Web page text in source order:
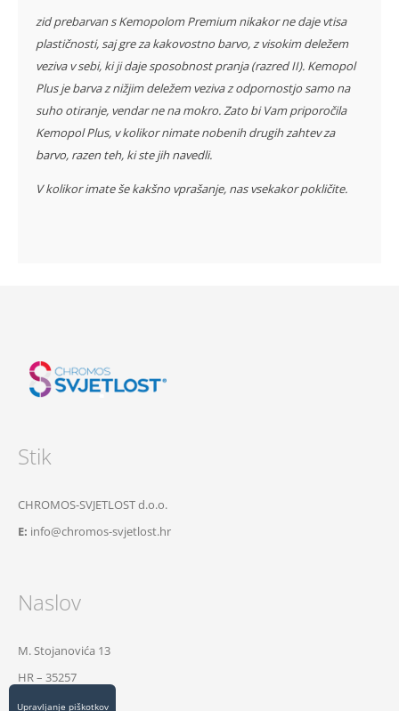
zid prebarvan s Kemopolom Premium nikakor ne daje vtisa
plastičnosti, saj gre za kakovostno barvo, z visokim deležem
veziva v sebi, ki ji daje sposobnost pranja (razred II). Kemopol
Plus je barva z nižjim deležem veziva z odpornostjo samo na
suho otiranje, vendar ne na mokro. Zato bi Vam priporočila
Kemopol Plus, v kolikor nimate nobenih drugih zahtev za
barvo, razen teh, ki ste jih navedli.
V kolikor imate še kakšno vprašanje, nas vsekakor pokličite.
Stik
CHROMOS-SVJETLOST d.o.o.
E: info@chromos-svjetlost.hr
Naslov
M. Stojanovića 13
HR – 35257
Lužani, Hrvatska
Upravljanje piškotkov